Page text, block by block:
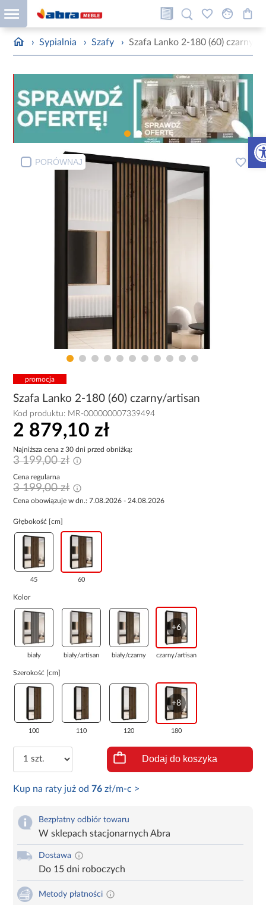
› Sypialnia › Szafy › Szafa Lanko 2-180 (60) czarny/
PORÓWNAJ
promocja
Szafa Lanko 2-180 (60) czarny/artisan
Kod produktu: MR-000000007339494
2 879,10 zł
Najniższa cena z 30 dni przed obniżką:
3 199,00 zł
Cena regularna
3 199,00 zł
Cena obowiązuje w dn.: 7.08.2026 - 24.08.2026
Głębokość [cm]
45 60
Kolor
biały biały/artisan biały/czarny
+6
czarny/artisan
Szerokość [cm]
100 110 120
+8
180
Dodaj do koszyka
Kup na raty już od76 zł/m-c >
Bezpłatny odbiór towaru
W sklepach stacjonarnych Abra
Dostawa
Do 15 dni roboczych
Metody płatności